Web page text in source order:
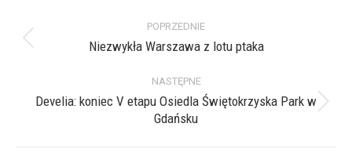
wpisów
POPRZEDNIE
Poprzedni
Niezwykła Warszawa z lotu ptaka
NASTĘPNE
Następny
Develia: koniec V etapu Osiedla Świętokrzyska Park w
Gdańsku